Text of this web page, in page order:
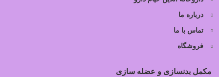
درباره ما
تماس با ما
فروشگاه
مکمل بدنسازی و عضله سازی